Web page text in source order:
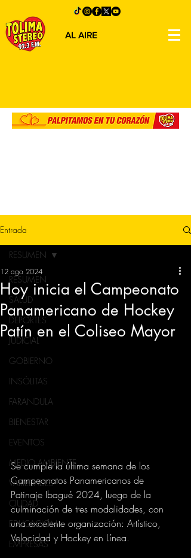
AL AIRE
Entrada
RESUMEN
SALUD
DEPORTES
JUDICIAL
GOBIERNO
INSÓLITAS
FARANDULA
BIENESTAR
EVENTOS
MEDIO AMBIENTE
VARIEDADES
CIUDAD
EDUCACION
EMPRESAS
RESUMEN
Hoy inicia el Campeonato
Panamericano de Hockey
Patín en el Coliseo Mayor
12 ago 2024
Se cumple la última semana de los
Campeonatos Panamericanos de
Patinaje Ibagué 2024, luego de la
culminación de tres modalidades, con
una excelente organización: Artístico,
Velocidad y Hockey en Línea.